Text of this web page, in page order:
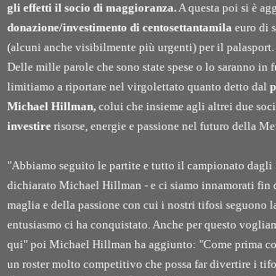
gli effetti il socio di maggioranza.A questa poi si è
donazione/investimento di centosettantamila euro di
(alcuni anche visibilmente più urgenti) per il palasport.
Delle mille parole che sono state spese o lo saranno in
limitiamo a riportare nel virgolettato quanto detto dal
Michael Hillman, colui che insieme agli altrei due
investire risorse, energie e passione nel futuro della
"Abbiamo seguito le partite e tutto il campionato
dichiarato Michael Hillman - e ci siamo innamorati fin
maglia e della passione con cui i nostri tifosi seguono
entusiasmo ci ha conquistato. Anche per questo
qui" poi Michael Hillman ha aggiunto: "Come prima
un roster molto competitivo che possa far divertire i